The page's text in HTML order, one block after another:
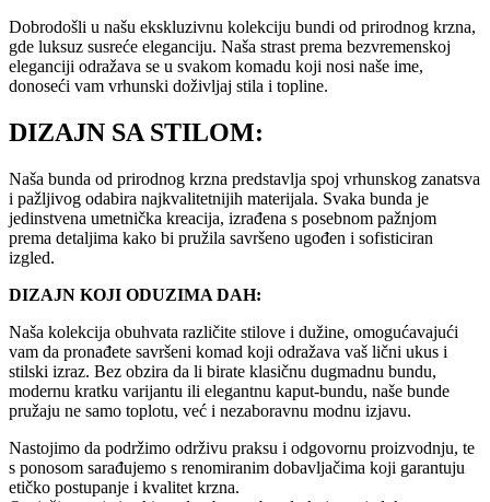
Dobrodošli u našu ekskluzivnu kolekciju bundi od prirodnog krzna,
gde luksuz susreće eleganciju. Naša strast prema bezvremenskoj
eleganciji odražava se u svakom komadu koji nosi naše ime,
donoseći vam vrhunski doživljaj stila i topline.
DIZAJN SA STILOM:
Naša bunda od prirodnog krzna predstavlja spoj vrhunskog zanatsva
i pažljivog odabira najkvalitetnijih materijala. Svaka bunda je
jedinstvena umetnička kreacija, izrađena s posebnom pažnjom
prema detaljima kako bi pružila savršeno ugođen i sofisticiran
izgled.
DIZAJN KOJI ODUZIMA DAH:
Naša kolekcija obuhvata različite stilove i dužine, omogućavajući
vam da pronađete savršeni komad koji odražava vaš lični ukus i
stilski izraz. Bez obzira da li birate klasičnu dugmadnu bundu,
modernu kratku varijantu ili elegantnu kaput-bundu, naše bunde
pružaju ne samo toplotu, već i nezaboravnu modnu izjavu.
Nastojimo da podržimo održivu praksu i odgovornu proizvodnju, te
s ponosom sarađujemo s renomiranim dobavljačima koji garantuju
etičko postupanje i kvalitet krzna.